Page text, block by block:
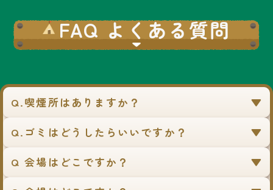
FAQ よくある質問
Q.喫煙所はありますか？
Q.ゴミはどうしたらいいですか？
Q 会場はどこですか？